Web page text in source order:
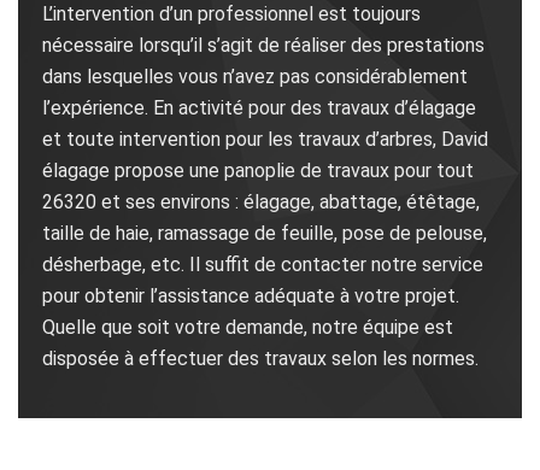
L’intervention d’un professionnel est toujours
nécessaire lorsqu’il s’agit de réaliser des prestations
dans lesquelles vous n’avez pas considérablement
l’expérience. En activité pour des travaux d’élagage
et toute intervention pour les travaux d’arbres, David
élagage propose une panoplie de travaux pour tout
26320 et ses environs : élagage, abattage, étêtage,
taille de haie, ramassage de feuille, pose de pelouse,
désherbage, etc. Il suffit de contacter notre service
pour obtenir l’assistance adéquate à votre projet.
Quelle que soit votre demande, notre équipe est
disposée à effectuer des travaux selon les normes.